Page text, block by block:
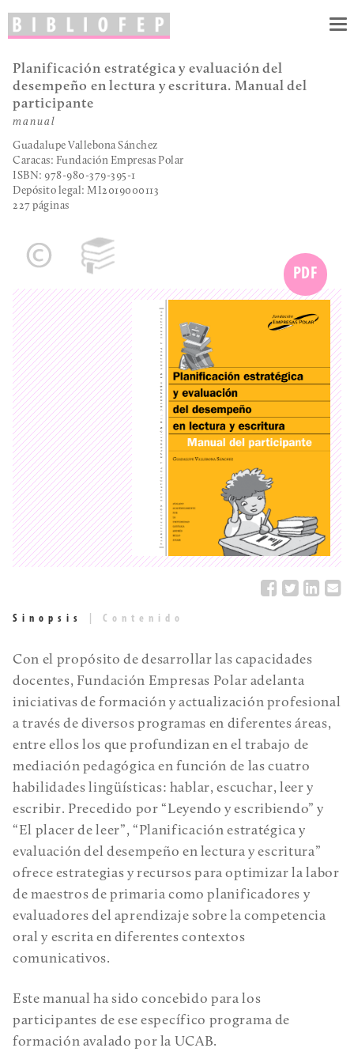
Planificación estratégica y evaluación del
desempeño en lectura y escritura. Manual del
participante
manual
Guadalupe Vallebona Sánchez
Caracas: Fundación Empresas Polar
ISBN: 978-980-379-395-1
Depósito legal: MI2019000113
227 páginas
PDF
Sinopsis Contenido
Con el propósito de desarrollar las capacidades
docentes, Fundación Empresas Polar adelanta
iniciativas de formación y actualización profesional
a través de diversos programas en diferentes áreas,
entre ellos los que profundizan en el trabajo de
mediación pedagógica en función de las cuatro
habilidades lingüísticas: hablar, escuchar, leer y
escribir. Precedido por “Leyendo y escribiendo” y
“El placer de leer”, “Planificación estratégica y
evaluación del desempeño en lectura y escritura”
ofrece estrategias y recursos para optimizar la labor
de maestros de primaria como planificadores y
evaluadores del aprendizaje sobre la competencia
oral y escrita en diferentes contextos
comunicativos.
Este manual ha sido concebido para los
participantes de ese específico programa de
formación avalado por la UCAB.